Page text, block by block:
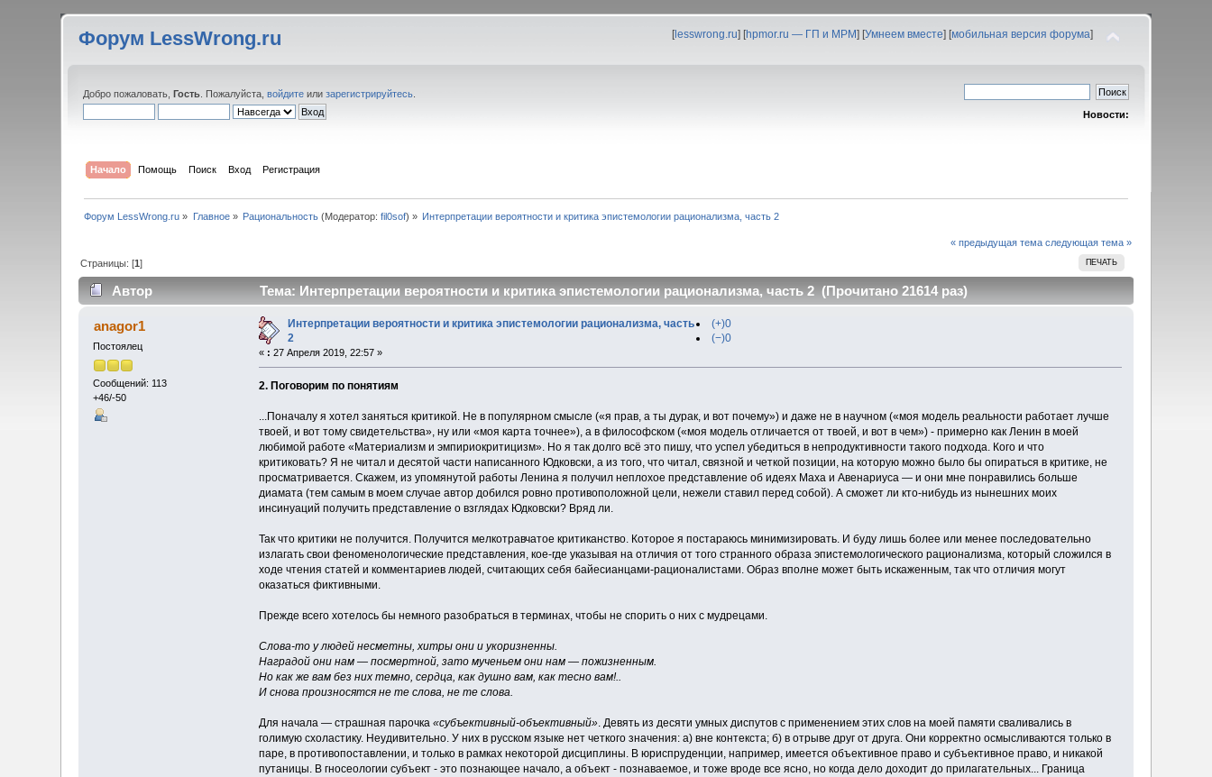
Форум LessWrong.ru [lesswrong.ru] [hpmor.ru — ГП и МРМ] [Умнеем вместе] [мобильная версия форума]
Добро пожаловать,Гость . Пожалуйста,войдите илизарегистрируйтесь
Новости:
Начало Помощь Поиск Вход Регистрация
Форум LessWrong.ru » Главное» Рациональность (Модератор:fil0sof) » Интерпретации вероятности и критика эпистемологии рационализма, часть 2
« предыдущая тема следующая тема »
ПЕЧАТЬ
Страницы: [1]
Автор Тема: Интерпретации вероятности и критика эпистемологии рационализма, часть 2 (Прочитано 21614 раз)
anagor1
Постоялец
Сообщений: 113
+46/-50
Интерпретации вероятности и критика эпистемологии рационализма, часть
2
« : 27 Апреля 2019, 22:57 »
(+)0
(−)0
2. Поговорим по понятиям
...Поначалу я хотел заняться критикой. Не в популярном смысле («я прав, а ты дурак, и вот почему») и даже не в научном («моя модель реальности работает лучше
твоей, и вот тому свидетельства», ну или «моя карта точнее»), а в философском («моя модель отличается от твоей, и вот в чем») - примерно как Ленин в моей
любимой работе «Материализм и эмпириокритицизм». Но я так долго всё это пишу, что успел убедиться в непродуктивности такого подхода. Кого и что
критиковать? Я не читал и десятой части написанного Юдковски, а из того, что читал, связной и четкой позиции, на которую можно было бы опираться в критике, не
просматривается. Скажем, из упомянутой работы Ленина я получил неплохое представление об идеях Маха и Авенариуса — и они мне понравились больше
диамата (тем самым в моем случае автор добился ровно противоположной цели, нежели ставил перед собой). А сможет ли кто-нибудь из нынешних моих
инсинуаций получить представление о взглядах Юдковски? Вряд ли.
Так что критики не получится. Получится мелкотравчатое критиканство. Которое я постараюсь минимизировать. И буду лишь более или менее последовательно
излагать свои феноменологические представления, кое-где указывая на отличия от того странного образа эпистемологического рационализма, который сложился в
ходе чтения статей и комментариев людей, считающих себя байесианцами-рационалистами. Образ вполне может быть искаженным, так что отличия могут
оказаться фиктивными.
Прежде всего хотелось бы немного разобраться в терминах, чтобы не спорить о них с мудрецами.
Слова-то у людей несметны, хитры они и укоризненны.
Наградой они нам — посмертной, зато мученьем они нам — пожизненным.
Но как же вам без них темно, сердца, как душно вам, как тесно вам!..
И снова произносятся не те слова, не те слова.
Для начала — страшная парочка «субъективный-объективный». Девять из десяти умных диспутов с применением этих слов на моей памяти сваливались в
голимую схоластику. Неудивительно. У них в русском языке нет четкого значения: а) вне контекста; б) в отрыве друг от друга. Они корректно осмысливаются только в
паре, в противопоставлении, и только в рамках некоторой дисциплины. В юриспруденции, например, имеется объективное право и субъективное право, и никакой
путаницы. В гносеологии субъект - это познающее начало, а объект - познаваемое, и тоже вроде все ясно, но когда дело доходит до прилагательных... Граница